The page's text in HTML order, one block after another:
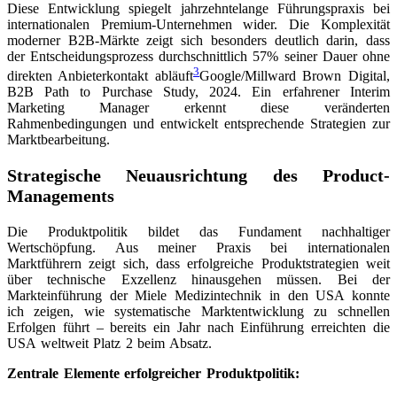
Diese Entwicklung spiegelt jahrzehntelange Führungspraxis bei
internationalen Premium-Unternehmen wider. Die Komplexität
moderner B2B-Märkte zeigt sich besonders deutlich darin, dass
der Entscheidungsprozess durchschnittlich 57% seiner Dauer ohne
direkten Anbieterkontakt abläuft3Google/Millward Brown Digital,
B2B Path to Purchase Study, 2024. Ein erfahrener Interim
Marketing Manager erkennt diese veränderten
Rahmenbedingungen und entwickelt entsprechende Strategien zur
Marktbearbeitung.
Strategische Neuausrichtung des Product-
Managements
Die Produktpolitik bildet das Fundament nachhaltiger
Wertschöpfung. Aus meiner Praxis bei internationalen
Marktführern zeigt sich, dass erfolgreiche Produktstrategien weit
über technische Exzellenz hinausgehen müssen. Bei der
Markteinführung der Miele Medizintechnik in den USA konnte
ich zeigen, wie systematische Marktentwicklung zu schnellen
Erfolgen führt – bereits ein Jahr nach Einführung erreichten die
USA weltweit Platz 2 beim Absatz.
Zentrale Elemente erfolgreicher Produktpolitik: